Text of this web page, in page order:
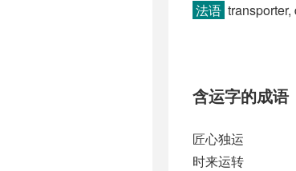
法语
含运字的成语
匠心独运
时来运转